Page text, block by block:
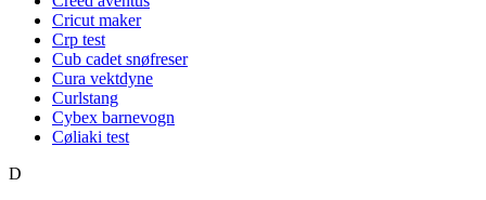
Cricut maker
Crp test
Cub cadet snøfreser
Cura vektdyne
Curlstang
Cybex barnevogn
Cøliaki test
D